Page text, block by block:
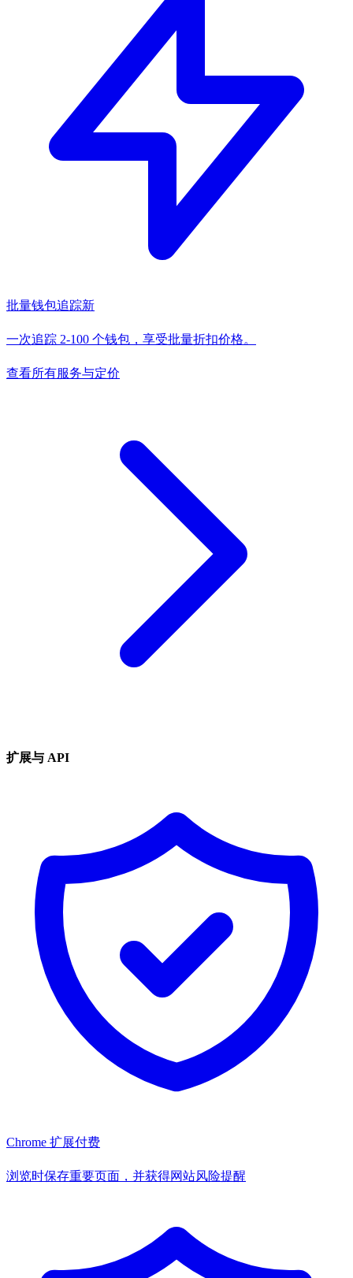
批量钱包追踪新
一次追踪 2-100 个钱包，享受批量折扣价格。
查看所有服务与定价
扩展与 API
Chrome 扩展付费
浏览时保存重要页面，并获得网站风险提醒